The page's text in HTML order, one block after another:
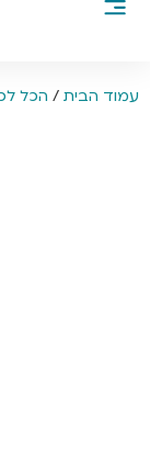
עמוד הבית / הכל